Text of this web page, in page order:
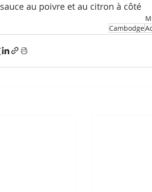
sauce au poivre et au citron à côté
Cambodge